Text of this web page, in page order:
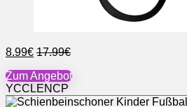
8.99€ 17.99€
Zum Angebot
YCCLENCP